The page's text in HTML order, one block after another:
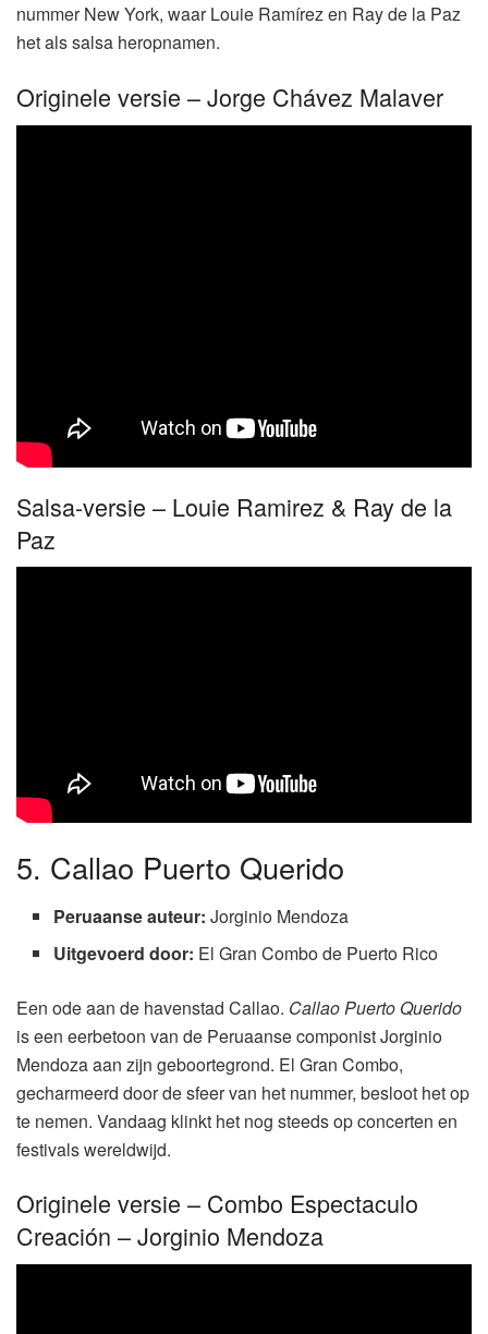
nummer New York, waar Louie Ramírez en Ray de la Paz
het als salsa heropnamen.
Originele versie – Jorge Chávez Malaver
Salsa-versie – Louie Ramirez & Ray de la
Paz
5. Callao Puerto Querido
Peruaanse auteur: Jorginio Mendoza
Uitgevoerd door: El Gran Combo de Puerto Rico
Een ode aan de havenstad Callao. Callao Puerto Querido
is een eerbetoon van de Peruaanse componist Jorginio
Mendoza aan zijn geboortegrond. El Gran Combo,
gecharmeerd door de sfeer van het nummer, besloot het op
te nemen. Vandaag klinkt het nog steeds op concerten en
festivals wereldwijd.
Originele versie – Combo Espectaculo
Creación – Jorginio Mendoza